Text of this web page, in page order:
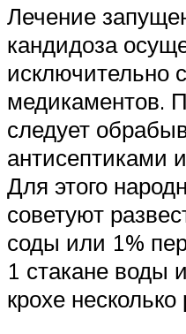
Лечение
кандидоза
исключительно
медикаментов.
следует
антисептиками
Для этого
советуют
соды или 1%
1 стакане воды
крохе